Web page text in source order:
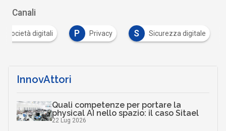
Canali
e società digitali P Privacy S Sicurezza digitale
InnovAttori
Quali competenze per portare la
physical AI nello spazio: il caso Sitael
22 Lug 2026